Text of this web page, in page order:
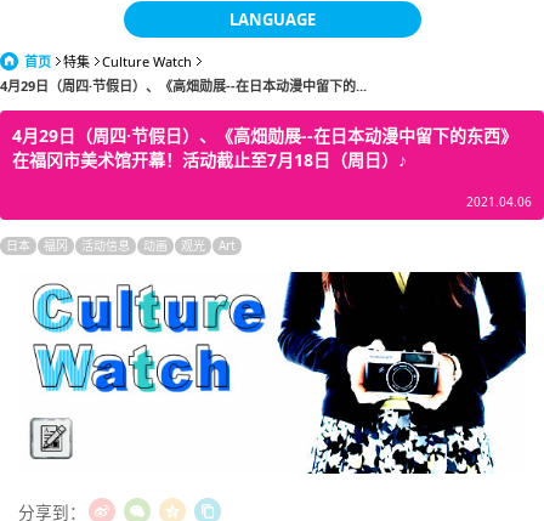
LANGUAGE
한국어
簡体中文
ภาษาไทย
tiéng Viêt
Bahasa Indonesia
首页 特集
Culture Watch
4月29日（周四·节假日）、《高畑勋展--在日本动漫中留下的...
4月29日（周四·节假日）、《高畑勋展--在日本动漫中留下的东西》
在福冈市美术馆开幕！活动截止至7月18日（周日）♪
2021.04.06
日本 福冈 活动信息 动画 观光 Art
Culture Watch
分享到：